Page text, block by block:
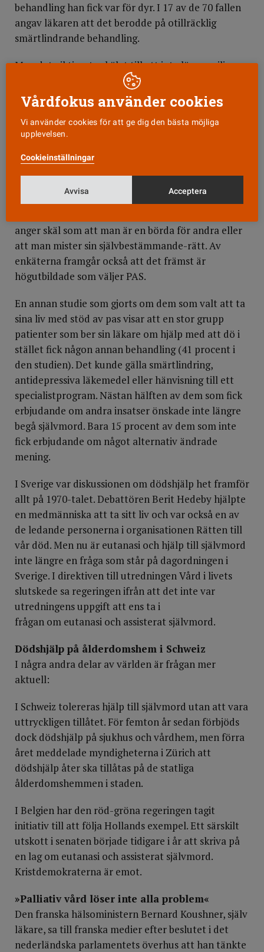
behandling han fick var för dyr. I 17 av de 70 fallen
angav läkaren att det berodde på otillräcklig
smärtlindrande behandling.
Men det viktigaste skälet till att inte längre vilja
leva var (fortfarande enligt läkarnas bedömning)
att patienten kände sig ha förlorat autonomin (58).
I nästan lika många fall angavs sviktande förmåga
att delta i aktiviteter som gör livet njutbart (54).
I 46 fall angavs förlust av kontroll över
vårdare. I samtliga fall angavs fler än ett skäl. Men
anger skäl som att man är en börda för andra eller
att man mister sin självbestämmande-rätt. Av
enkäterna framgår också att det främst är
högutbildade som väljer PAS.
En annan studie som gjorts om dem som valt att ta
sina liv med stöd av pas visar att en stor grupp
patienter som ber sin läkare om hjälp med att dö i
stället fick någon annan behandling (41 procent i
den studien). Det kunde gälla smärtlindring,
antidepressiva läkemedel eller hänvisning till ett
specialistprogram. Nästan hälften av dem som fick
erbjudande om andra insatser önskade inte längre
begå självmord. Bara 15 procent av dem som inte
fick erbjudande om något alternativ ändrade
mening.
I Sverige var diskussionen om dödshjälp het framför
allt på 1970-talet. Debattören Berit Hedeby hjälpte
en medmänniska att ta sitt liv och var också en av
de ledande personerna i organisationen Rätten till
vår död. Men nu är eutanasi och hjälp till självmord
inte längre en fråga som står på dagordningen i
Sverige. I direktiven till utredningen Vård i livets
slutskede sa regeringen ifrån att det inte var
utredningens uppgift att ens ta i
frågan om eutanasi och assisterat självmord.
Dödshjälp på ålderdomshem i Schweiz
I några andra delar av världen är frågan mer
aktuell:
I Schweiz tolereras hjälp till självmord utan att vara
uttryckligen tillåtet. För femton år sedan förbjöds
dock dödshjälp på sjukhus och vårdhem, men förra
året meddelade myndigheterna i Zürich att
dödshjälp åter ska tillåtas på de statliga
ålderdomshemmen i staden.
I Belgien har den röd-gröna regeringen tagit
initiativ till att följa Hollands exempel. Ett särskilt
utskott i senaten började tidigare i år att skriva på
en lag om eutanasi och assisterat självmord.
Kristdemokraterna är emot.
»Palliativ vård löser inte alla problem«
Den franska hälsoministern Bernard Koushner, själv
läkare, sa till franska medier efter beslutet i det
nederländska parlamentets överhus att han tänkte
Vårdfokus använder cookies
Vi använder cookies för att ge dig den bästa möjliga
upplevelsen.
Cookieinställningar
Avvisa Acceptera